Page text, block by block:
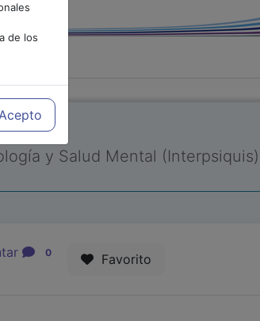
de los
más
y Salud Mental (Interpsiquis)
0 Favorito